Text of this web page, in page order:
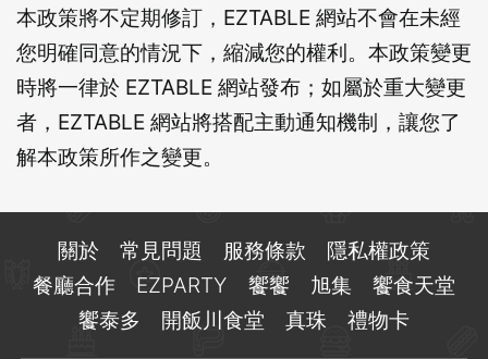
本政策將不定期修訂，EZTABLE 網站不會在未經
您明確同意的情況下，縮減您的權利。本政策變更
時將一律於 EZTABLE 網站發布；如屬於重大變更
者，EZTABLE 網站將搭配主動通知機制，讓您了
解本政策所作之變更。
關於 常見問題 服務條款
隱私權政策
餐廳合作
EZPARTY 饗饗 旭集
饗食天堂
饗泰多
開飯川食堂 真珠 禮物卡